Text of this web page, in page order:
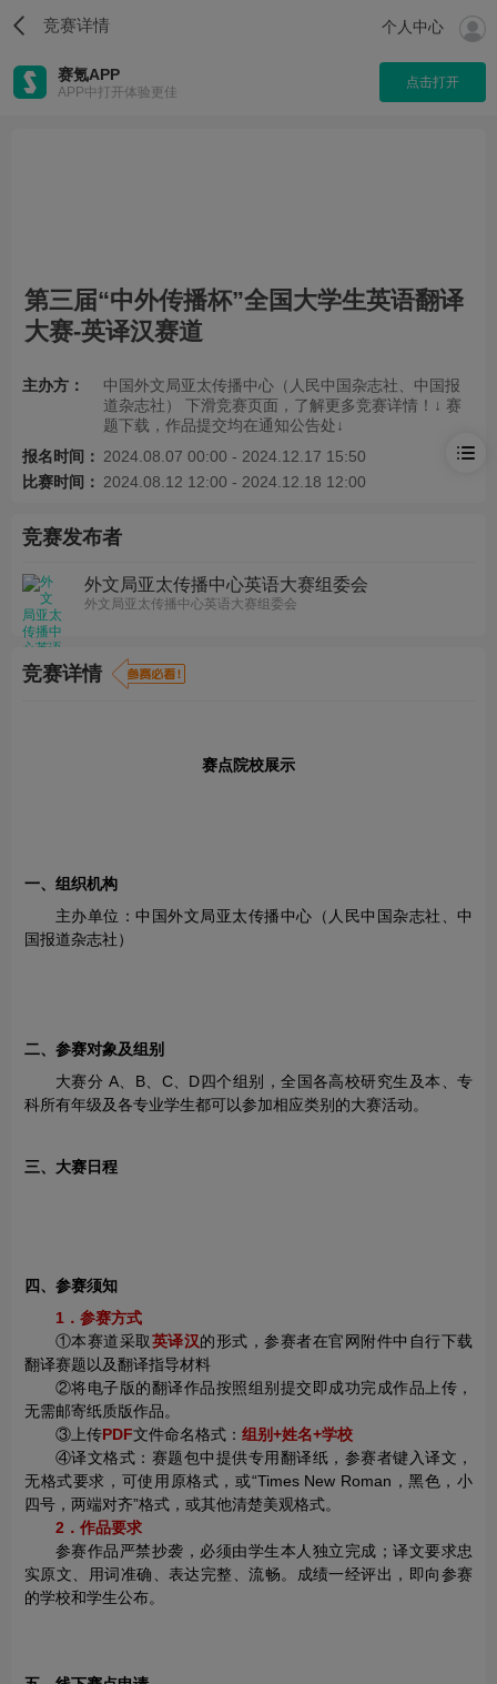
竞赛详情 个人中心
赛氪APP
APP中打开体验更佳
点击打开
第三届“中外传播杯”全国大学生英语翻译
大赛-英译汉赛道
主办方：
中国外文局亚太传播中心（人民中国杂志社、中国报
道杂志社） 下滑竞赛页面，了解更多竞赛详情！↓ 赛
题下载，作品提交均在通知公告处↓
报名时间： 2024.08.07 00:00 - 2024.12.17 15:50
比赛时间： 2024.08.12 12:00 - 2024.12.18 12:00
竞赛发布者
外文局亚太传播中心英语大赛组委会
外文局亚太传播中心英语大赛组委会
竞赛详情
赛点院校展示
一、组织机构
主办单位：中国外文局亚太传播中心（人民中国杂志社、中
国报道杂志社）
二、参赛对象及组别
大赛分 A、B、C、D四个组别，全国各高校研究生及本、专
科所有年级及各专业学生都可以参加相应类别的大赛活动。
三、大赛日程
四、参赛须知
1．参赛方式
①本赛道采取英译汉的形式，参赛者在官网附件中自行下载
翻译赛题以及翻译指导材料
②将电子版的翻译作品按照组别提交即成功完成作品上传，
无需邮寄纸质版作品。
③上传PDF文件命名格式： 组别+姓名+学校
④译文格式：赛题包中提供专用翻译纸，参赛者键入译文，
无格式要求，可使用原格式，或“Times New Roman，黑色，小
四号，两端对齐”格式，或其他清楚美观格式。
2．作品要求
参赛作品严禁抄袭，必须由学生本人独立完成；译文要求忠
实原文、用词准确、表达完整、流畅。成绩一经评出，即向参赛
的学校和学生公布。